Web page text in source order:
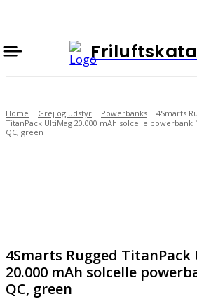
Home Grej og udstyr Powerbanks
4Smarts
TitanPack UltiMag 20.000 mAh solcelle powerbank
QC, green
4Smarts Rugged
20.000 mAh solcelle
QC, green